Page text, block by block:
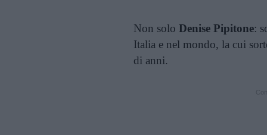
Non solo Denise Pipitone:
Italia e nel mondo, la cui
di anni.